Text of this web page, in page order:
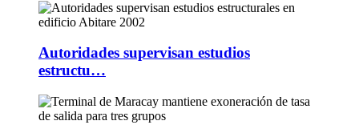
Autoridades supervisan estudios
estructu…